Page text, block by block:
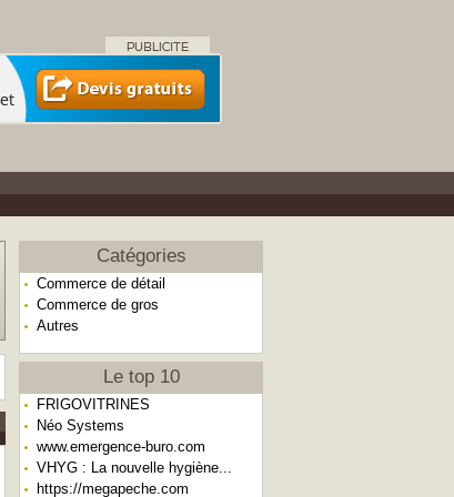
Catégories
Commerce de détail
Commerce de gros
Autres
Le top 10
FRIGOVITRINES
Néo Systems
www.emergence-buro.com
VHYG : La nouvelle hygiène...
https://megapeche.com